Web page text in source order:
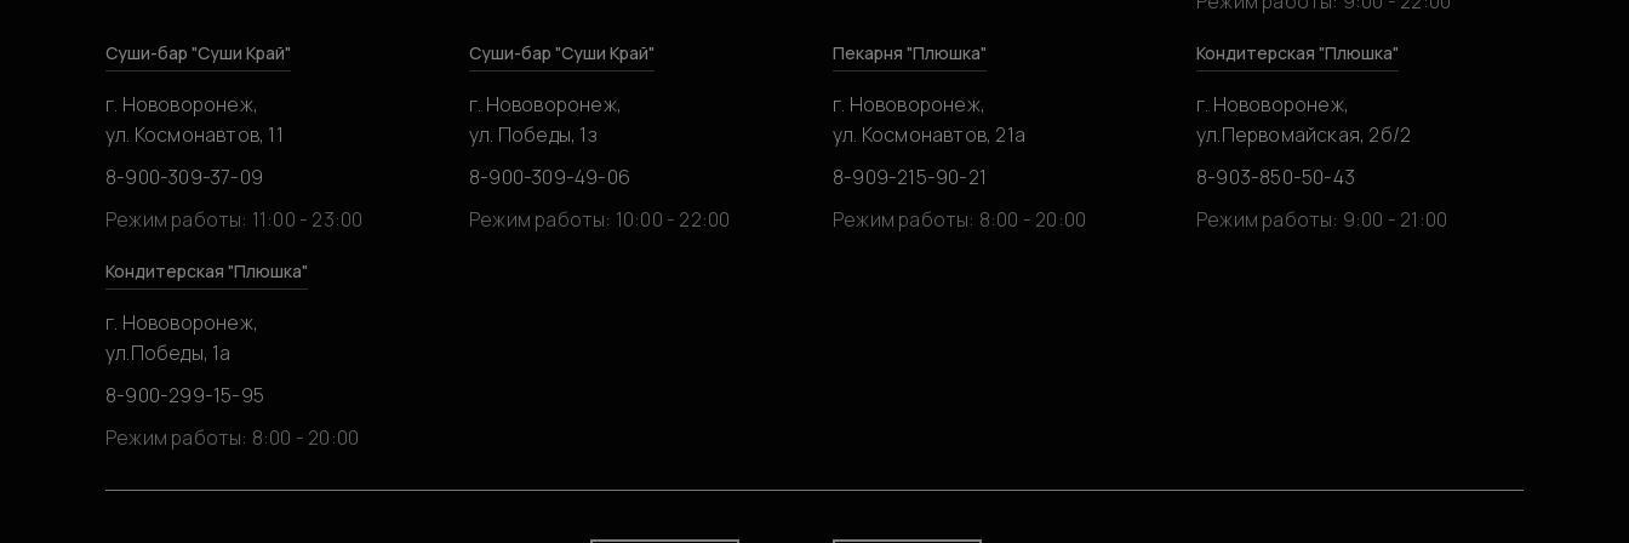
Суши-бар "Суши Край"
г. Нововоронеж,
ул. Космонавтов, 11
8-900-309-37-09
Режим работы: 11:00 - 23:00
Суши-бар "Суши Край"
г. Нововоронеж,
ул. Победы, 1з
8-900-309-49-06
Режим работы: 10:00 - 22:00
Пекарня "Плюшка"
г. Нововоронеж,
ул. Космонавтов, 21а
8-909-215-90-21
Режим работы: 8:00 - 20:00
Кондитерская "Плюшка"
г. Нововоронеж,
ул.Первомайская, 2б/2
8-903-850-50-43
Режим работы: 9:00 - 21:00
Кондитерская "Плюшка"
г. Нововоронеж,
ул.Победы, 1а
8-900-299-15-95
Режим работы: 8:00 - 20:00